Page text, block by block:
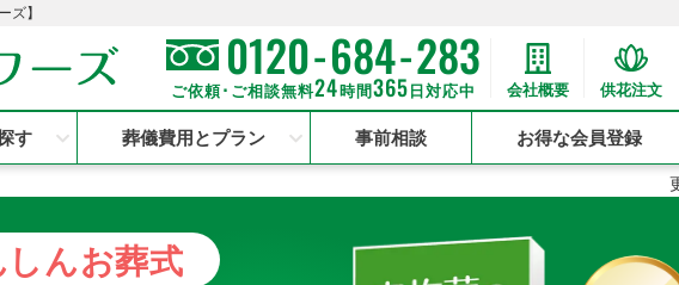
ズ】
0120-684-283
ご依頼･ご相談無料24時間365 日対応中 会社概要 供花注文
す 葬儀費用とプラン 事前相談 お得な会員登録
んお葬式